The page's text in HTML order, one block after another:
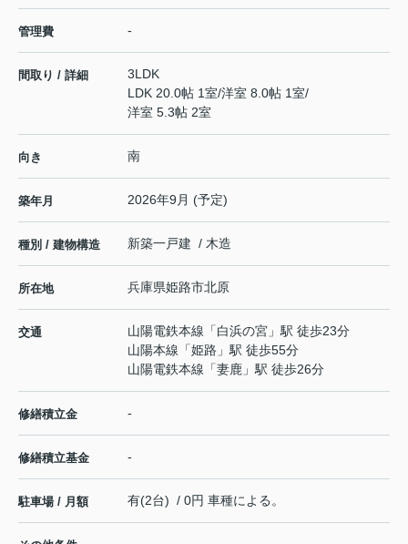
管理費 -
間取り / 詳細
3LDK
LDK 20.0帖 1室/洋室 8.0帖 1室/
洋室 5.3帖 2室
向き 南
築年月 2026年9月 (予定)
種別 / 建物構造 新築一戸建 / 木造
所在地 兵庫県姫路市北原
交通 山陽電鉄本線 「白浜の宮 」駅 徒歩23分
山陽本線 「姫路 」駅 徒歩55分
山陽電鉄本線 「妻鹿 」駅 徒歩26分
修繕積立金 -
修繕積立基金 -
駐車場 / 月額 有(2台) / 0円 車種による。